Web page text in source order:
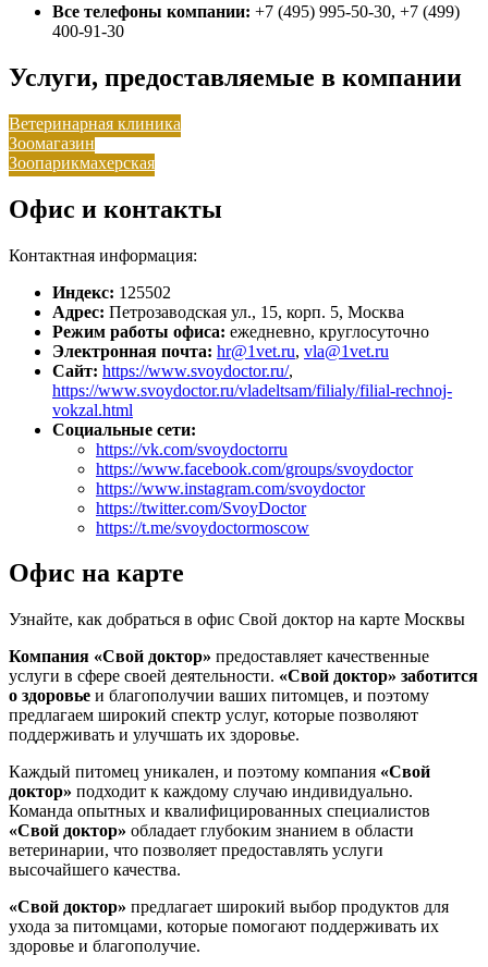
Все телефоны компании: +7 (495) 995-50-30, +7 (499)
400-91-30
Услуги, предоставляемые в компании
Ветеринарная клиника
Зоомагазин
Зоопарикмахерская
Офис и контакты
Контактная информация:
Индекс: 125502
Адрес: Петрозаводская ул., 15, корп. 5, Москва
Режим работы офиса: ежедневно, круглосуточно
Электронная почта: hr@1vet.ru, vla@1vet.ru
Сайт: https://www.svoydoctor.ru/,
https://www.svoydoctor.ru/vladeltsam/filialy/filial-rechnoj-
vokzal.html
Социальные сети:
https://vk.com/svoydoctorru
https://www.facebook.com/groups/svoydoctor
https://www.instagram.com/svoydoctor
https://twitter.com/SvoyDoctor
https://t.me/svoydoctormoscow
Офис на карте
Узнайте, как добраться в офис Свой доктор на карте Москвы
Компания «Свой доктор» предоставляет качественные
услуги в сфере своей деятельности. «Свой доктор» заботится
о здоровье и благополучии ваших питомцев, и поэтому
предлагаем широкий спектр услуг, которые позволяют
поддерживать и улучшать их здоровье.
Каждый питомец уникален, и поэтому компания «Свой
доктор» подходит к каждому случаю индивидуально.
Команда опытных и квалифицированных специалистов
«Свой доктор» обладает глубоким знанием в области
ветеринарии, что позволяет предоставлять услуги
высочайшего качества.
«Свой доктор» предлагает широкий выбор продуктов для
ухода за питомцами, которые помогают поддерживать их
здоровье и благополучие.